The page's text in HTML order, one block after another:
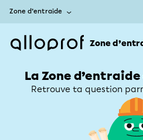
Zone d’entraide
Zone
La Zone
Retrouve ta question